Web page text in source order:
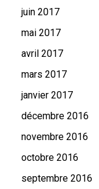
juin 2017
mai 2017
avril 2017
mars 2017
janvier 2017
décembre 2016
novembre 2016
octobre 2016
septembre 2016